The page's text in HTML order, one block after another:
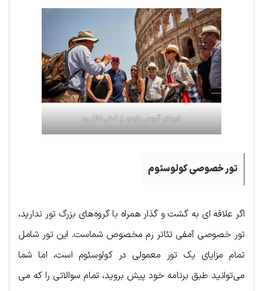
تورهای گروهی بازدید از آمفی تئاتر رم
تور خصوصی کولوسئوم
اگر علاقه ای به گشت و گذار همراه با گروه‌های بزرگ تور ندارید،
تور خصوصی آمفی تئاتر رم مخصوص شماست. این تور شامل
تمام مزایای یک تور معمولی در کولوسئوم است، اما شما
می‌توانید طبق برنامه خود پیش بروید، تمام سوالاتی را که می